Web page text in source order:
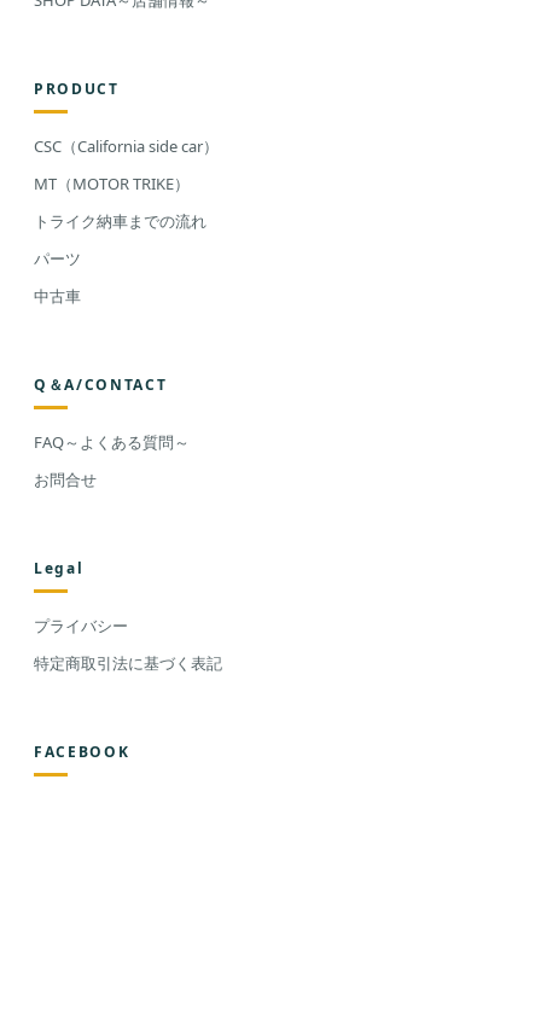
PRODUCT
CSC（California side car）
MT（MOTOR TRIKE）
トライク納車までの流れ
パーツ
中古車
Q＆A/CONTACT
FAQ～よくある質問～
お問合せ
Legal
プライバシー
特定商取引法に基づく表記
FACEBOOK